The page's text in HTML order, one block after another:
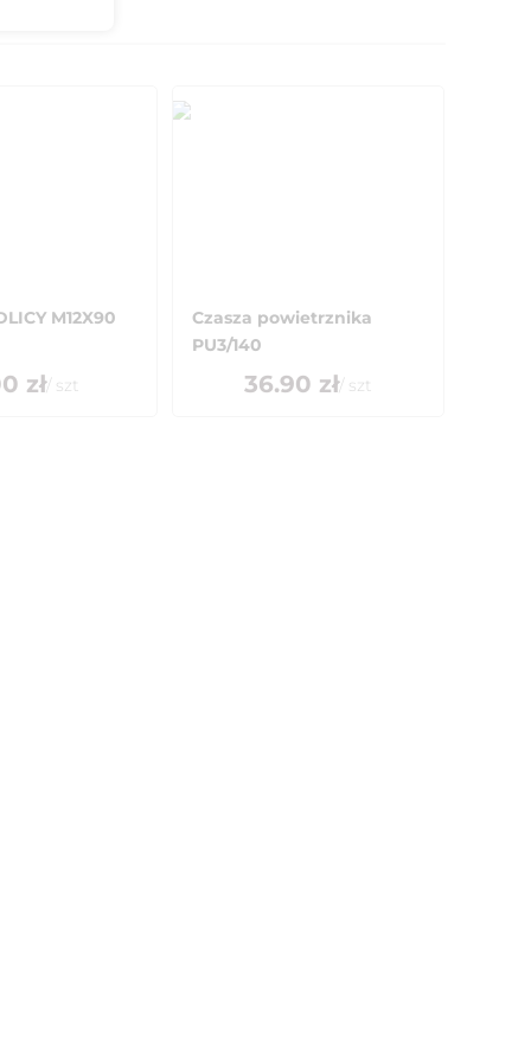
M12X90
zł/ szt
Czasza powietrznika
PU3/140
36.90 zł/ szt